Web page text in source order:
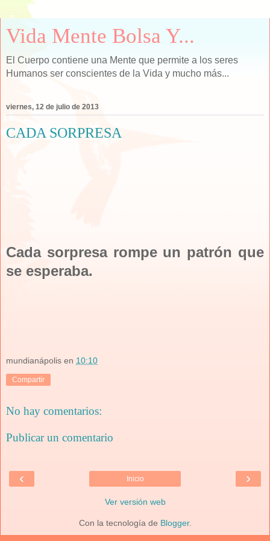
Vida Mente Bolsa Y...
El Cuerpo contiene una Mente que permite a los seres
Humanos ser conscientes de la Vida y mucho más...
viernes, 12 de julio de 2013
CADA SORPRESA
Cada sorpresa rompe un patrón que
se esperaba.
mundianápolis en 10:10
Compartir
No hay comentarios:
Publicar un comentario
‹ ›
Inicio
Ver versión web
Con la tecnología de Blogger.